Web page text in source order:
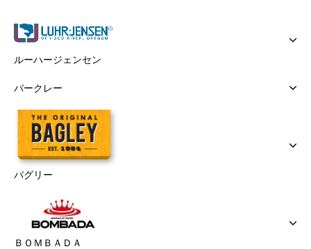
ルーハージェンセン
バークレー
バグリー
ＢＯＭＢＡＤＡ